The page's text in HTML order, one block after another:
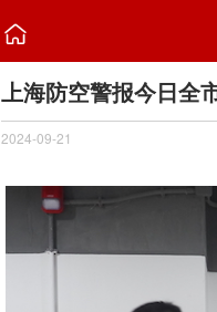

上海防空警报今日全
2024-09-21